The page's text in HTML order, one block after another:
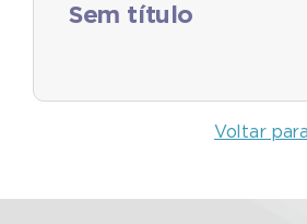
Sem título
Voltar